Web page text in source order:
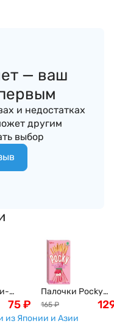
— ваш
и недостатках
другим
выбор
и
21 г,
75₽
Палочки Pocky
клубника Glico,
Таиланд
165 ₽
из Японии и Азии